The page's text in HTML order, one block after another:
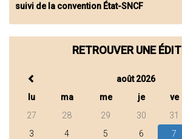
suivi de la convention État-SNCF
RETROUVER UNE
août 2026
lu
ma me je ve
27
28 29 30 31
3
4 5 6 7